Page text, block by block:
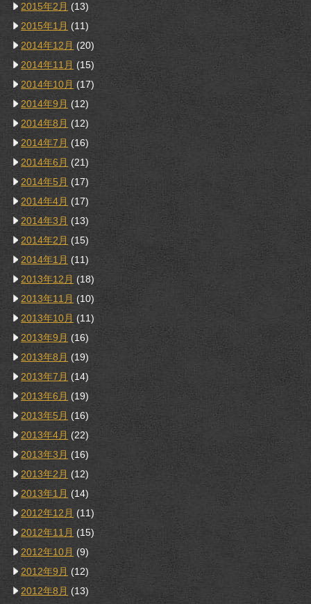
2015年2月 (13)
2015年1月 (11)
2014年12月 (20)
2014年11月 (15)
2014年10月 (17)
2014年9月 (12)
2014年8月 (12)
2014年7月 (16)
2014年6月 (21)
2014年5月 (17)
2014年4月 (17)
2014年3月 (13)
2014年2月 (15)
2014年1月 (11)
2013年12月 (18)
2013年11月 (10)
2013年10月 (11)
2013年9月 (16)
2013年8月 (19)
2013年7月 (14)
2013年6月 (19)
2013年5月 (16)
2013年4月 (22)
2013年3月 (16)
2013年2月 (12)
2013年1月 (14)
2012年12月 (11)
2012年11月 (15)
2012年10月 (9)
2012年9月 (12)
2012年8月 (13)